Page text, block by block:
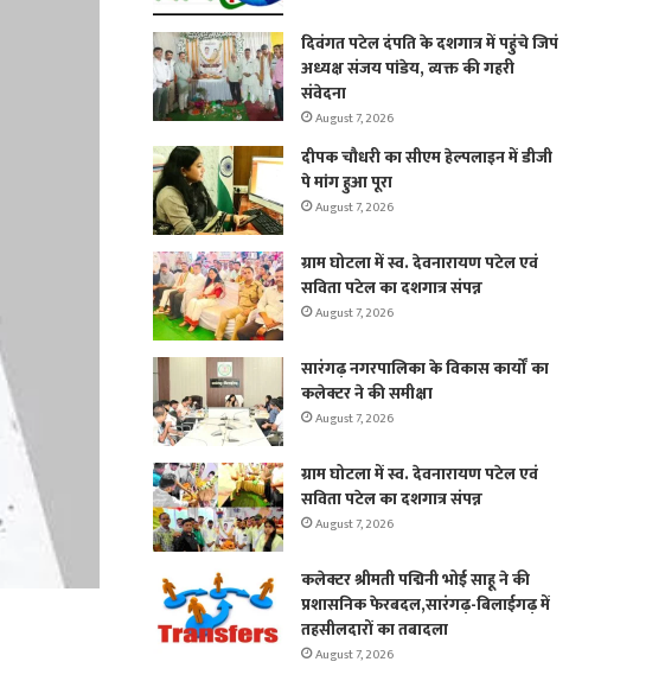
दिवंगत पटेल दंपति के दशगात्र में पहुंचे जिपं
अध्यक्ष संजय पांडेय, व्यक्त की गहरी
संवेदना
August 7, 2026
दीपक चौधरी का सीएम हेल्पलाइन में डीजी
पे मांग हुआ पूरा
August 7, 2026
ग्राम घोटला में स्व. देवनारायण पटेल एवं
सविता पटेल का दशगात्र संपन्न
August 7, 2026
सारंगढ़ नगरपालिका के विकास कार्यों का
कलेक्टर ने की समीक्षा
August 7, 2026
ग्राम घोटला में स्व. देवनारायण पटेल एवं
सविता पटेल का दशगात्र संपन्न
August 7, 2026
कलेक्टर श्रीमती पद्मिनी भोई साहू ने की
प्रशासनिक फेरबदल,सारंगढ़-बिलाईगढ़ में
तहसीलदारों का तबादला
August 7, 2026